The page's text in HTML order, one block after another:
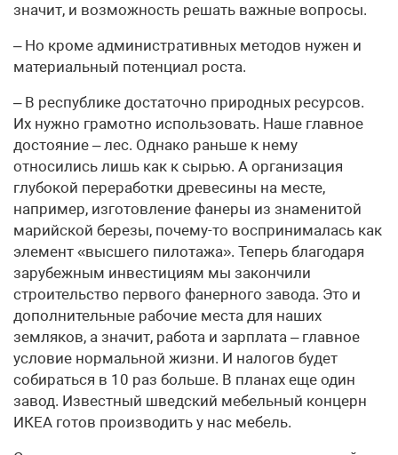
значит, и возможность решать важные вопросы.
– Но кроме административных методов нужен и
материальный потенциал роста.
– В республике достаточно природных ресурсов.
Их нужно грамотно использовать. Наше главное
достояние – лес. Однако раньше к нему
относились лишь как к сырью. А организация
глубокой переработки древесины на месте,
например, изготовление фанеры из знаменитой
марийской березы, почему-то воспринималась как
элемент «высшего пилотажа». Теперь благодаря
зарубежным инвестициям мы закончили
строительство первого фанерного завода. Это и
дополнительные рабочие места для наших
земляков, а значит, работа и зарплата – главное
условие нормальной жизни. И налогов будет
собираться в 10 раз больше. В планах еще один
завод. Известный шведский мебельный концерн
ИКЕА готов производить у нас мебель.